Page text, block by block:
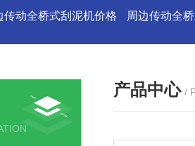
传动全桥式刮泥机价格 周边传动全
产品中心 /